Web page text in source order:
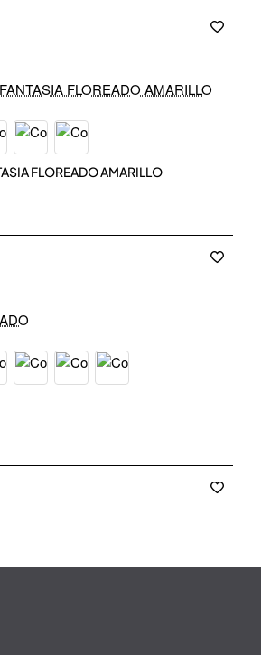
FLOREADO AMARILLO